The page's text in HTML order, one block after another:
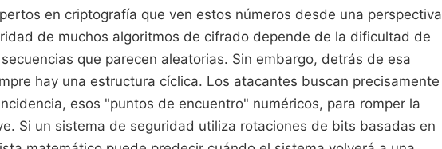
en criptografía que ven estos números desde una perspectiva
de muchos algoritmos de cifrado depende de la dificultad de
que parecen aleatorias. Sin embargo, detrás de esa
hay una estructura cíclica. Los atacantes buscan precisamente
esos "puntos de encuentro" numéricos, para romper la
Si un sistema de seguridad utiliza rotaciones de bits basadas en